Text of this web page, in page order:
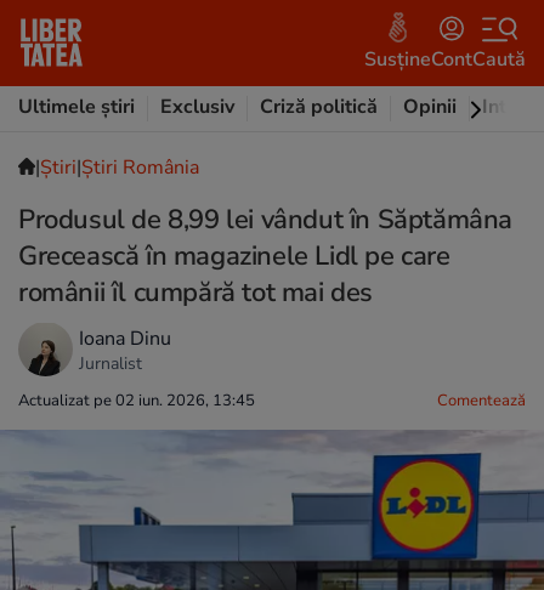
SusțineContCaută
Ultimele știri
Exclusiv Criză politică Opinii
|Ştiri|Știri România
Produsul de 8,99 lei vândut în Săptămâna
Grecească în magazinele Lidl pe care
românii îl cumpără tot mai des
Ioana Dinu
Jurnalist
Actualizat pe 02 iun. 2026, 13:45 Comentează